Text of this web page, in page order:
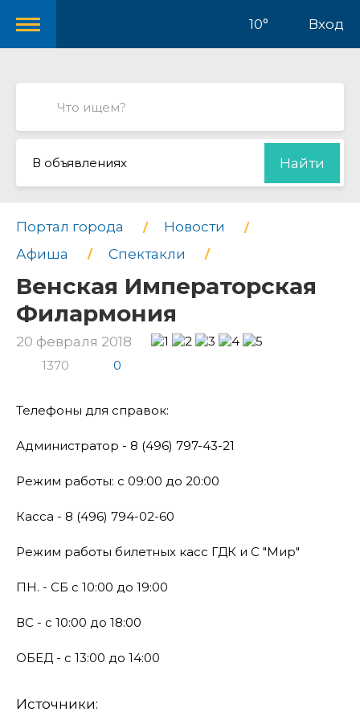
10° Вход
В объявлениях Найти
Портал города
Новости
Афиша
Спектакли
Венская Императорская
Филармония
20 февраля 2018
1370 0
Телефоны для справок:
Администратор - 8 (496) 797-43-21
Режим работы: с 09:00 до 20:00
Касса - 8 (496) 794-02-60
Режим работы билетных касс ГДК и С "Мир"
ПН. - СБ с 10:00 до 19:00
ВС - с 10:00 до 18:00
ОБЕД - с 13:00 до 14:00
Источники: